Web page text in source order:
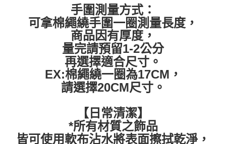
手圍測量方式：
可拿棉繩繞手圍一圈測量長度，
商品因有厚度，
量完請預留1-2公分
再選擇適合尺寸。
EX:棉繩繞一圈為17CM，
請選擇20CM尺寸。
【日常清潔】
*所有材質之飾品
皆可使用軟布沾水將表面擦拭乾淨，